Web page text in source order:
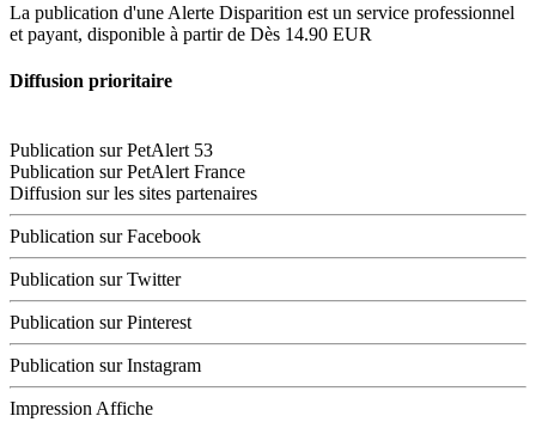
La publication d'une Alerte Disparition est un service professionnel
et payant, disponible à partir de Dès 14.90 EUR
Diffusion prioritaire
Publication sur PetAlert 53
Publication sur PetAlert France
Diffusion sur les sites partenaires
Publication sur Facebook
Publication sur Twitter
Publication sur Pinterest
Publication sur Instagram
Impression Affiche